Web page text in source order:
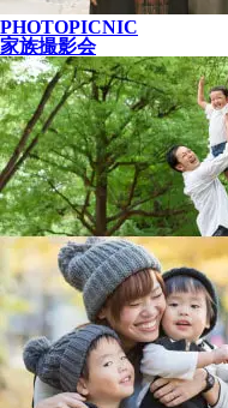
PHOTOPICNIC
家族撮影会